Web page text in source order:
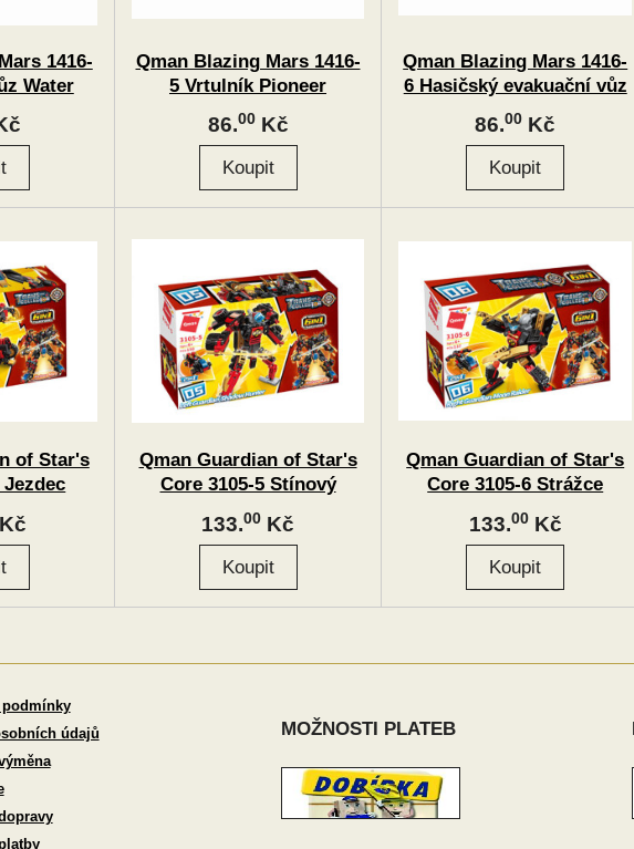
1416-
Water
Qman Blazing Mars 1416-
5 Vrtulník Pioneer
86.00Kč
Qman Blazing Mars 1416-
6 Hasičský evakuační vůz
86.00 Kč
of Star's
Jezdec
Kč
Qman Guardian of Star's
Core 3105-5 Stínový
strážce "Hunter" 2v1
133.00 Kč
Qman Guardian of Star's
Core 3105-6 Strážce
měsíce "Raider" 2v1
133.00Kč
údajů
MOŽNOSTI PLATEB